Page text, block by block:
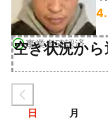
事業者確認済
空き状況から
日 月